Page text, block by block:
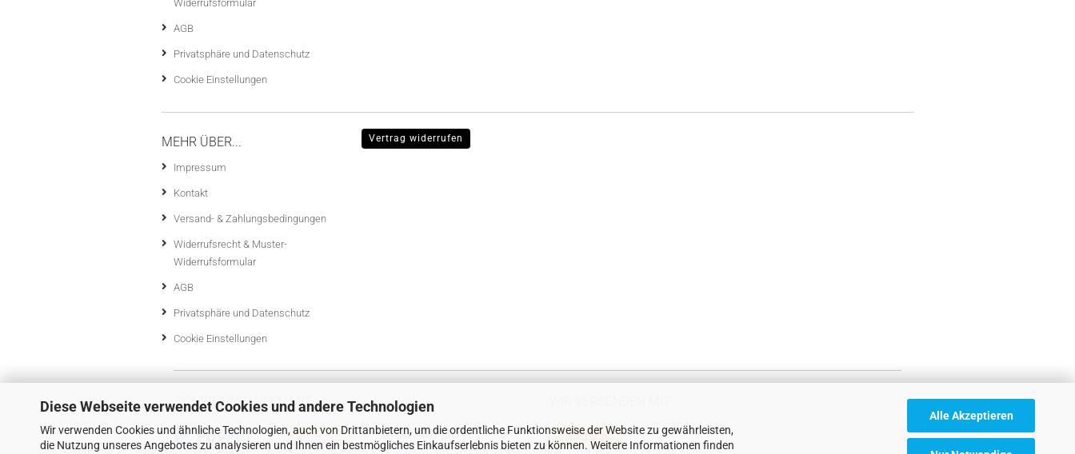
Diese Webseite verwendet Cookies und andere Technologien
Wir verwenden Cookies und ähnliche Technologien, auch von Drittanbietern, um die ordentliche Funktionsweise der Website zu gewährleisten,
die Nutzung unseres Angebotes zu analysieren und Ihnen ein bestmögliches Einkaufserlebnis bieten zu können. Weitere Informationen finden
Alle Akzeptieren
Widerrufsformular
AGB
Privatsphäre und Datenschutz
Cookie Einstellungen
MEHR ÜBER...
Impressum
Kontakt
Versand- & Zahlungsbedingungen
Widerrufsrecht & Muster-
Widerrufsformular
AGB
Privatsphäre und Datenschutz
Cookie Einstellungen
Vertrag widerrufen
SICHER EINKAUFEN MIT